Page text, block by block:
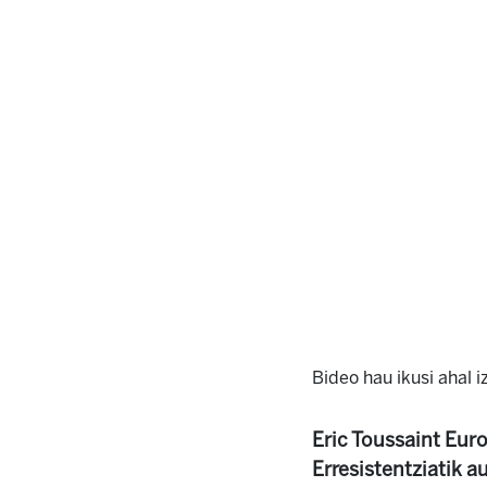
Bideo hau ikusi ahal
Eric Toussaint
Erresistentziatik